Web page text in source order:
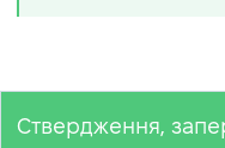
Ствердження,